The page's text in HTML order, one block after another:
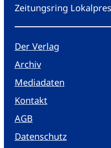
Zeitungsring
Der Verlag
Archiv
Mediadaten
Kontakt
AGB
Datenschutz